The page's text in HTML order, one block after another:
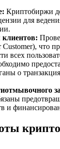
Криптобиржи
для
что
всех
о
и